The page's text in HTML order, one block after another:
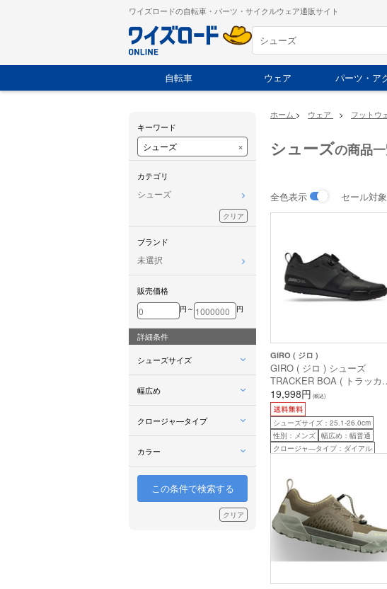
ワイズロードの自転車・パーツ・サイクルウェア通販サイト
自転車 ウェア パーツ・ア
ホーム > ウェア > フットウ
シューズの商品
全色表示 セール対
GIRO ( ジロ )
GIRO ( ジロ ) シューズ
TRACKER BOA ( トラッカ
ボア ) ブラック 42 ( 26.0cm )
19,998円 (税込)
シューズサイズ：25.1-26.0cm
性別：メンズ 幅広め：幅普通
クロージャ―タイプ：ダイアル
キーワード
×
カテゴリ
シューズ
クリア
ブランド
未選択
販売価格
円～ 円
詳細条件
シューズサイズ
幅広め
クロージャ―タイプ
カラー
この条件で検索する
クリア